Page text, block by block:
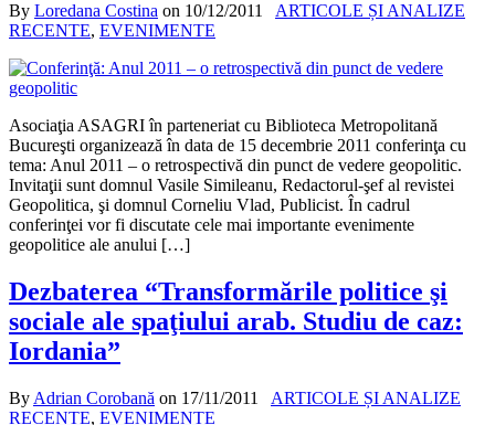
By Loredana Costina on 10/12/2011
ARTICOLE ȘI ANALIZE
RECENTE, EVENIMENTE
Asociaţia ASAGRI în parteneriat cu Biblioteca Metropolitană
Bucureşti organizează în data de 15 decembrie 2011 conferinţa cu
tema: Anul 2011 – o retrospectivă din punct de vedere geopolitic.
Invitaţii sunt domnul Vasile Simileanu, Redactorul-şef al revistei
Geopolitica, şi domnul Corneliu Vlad, Publicist. În cadrul
conferinţei vor fi discutate cele mai importante evenimente
geopolitice ale anului […]
Dezbaterea “Transformările politice şi
sociale ale spaţiului arab. Studiu de caz:
Iordania”
By Adrian Corobană on 17/11/2011
ARTICOLE ȘI ANALIZE
RECENTE, EVENIMENTE